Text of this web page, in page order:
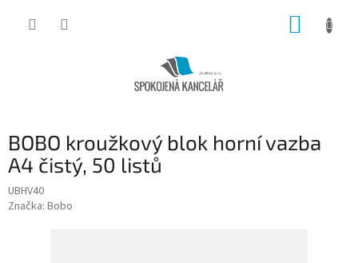
BOBO kroužkový blok horní vazba
A4 čistý, 50 listů
UBHV40
Značka: Bobo